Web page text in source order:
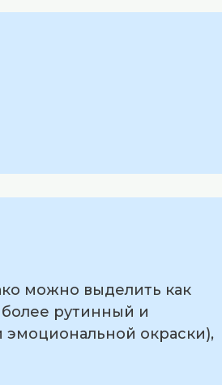
можно выделить как
рутинный и
эмоциональной окраски),